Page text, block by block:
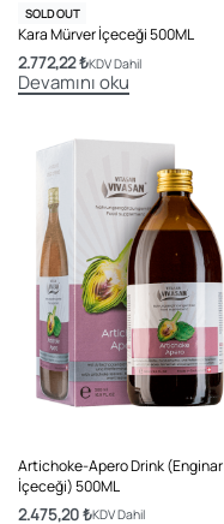
SOLD OUT
Kara Mürver İçeceği 500ML
2.772,22₺KDV Dahil
Devamını oku
Artichoke-Apero Drink (Enginar
İçeceği) 500ML
2.475,20₺KDV Dahil